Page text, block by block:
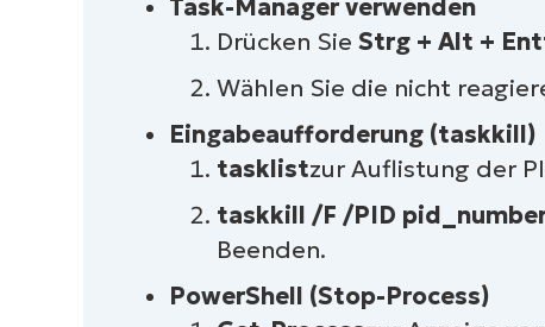
So beenden Sie einen Prozess
Verwaltung von Windows-
Task-Manager verwenden
Drücken Sie Strg + Alt +
Wählen Sie die nicht
Eingabeaufforderung (taskkill)
tasklistzur Auflistung der
taskkill /F /PID
Beenden.
PowerShell (Stop-Process)